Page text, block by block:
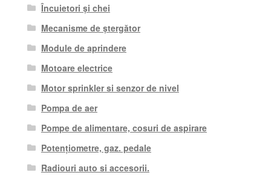
Încuietori și chei
Mecanisme de ștergător
Module de aprindere
Motoare electrice
Motor sprinkler si senzor de nivel
Pompa de aer
Pompe de alimentare, cosuri de aspirare
Potențiometre, gaz. pedale
Radiouri auto si accesorii.